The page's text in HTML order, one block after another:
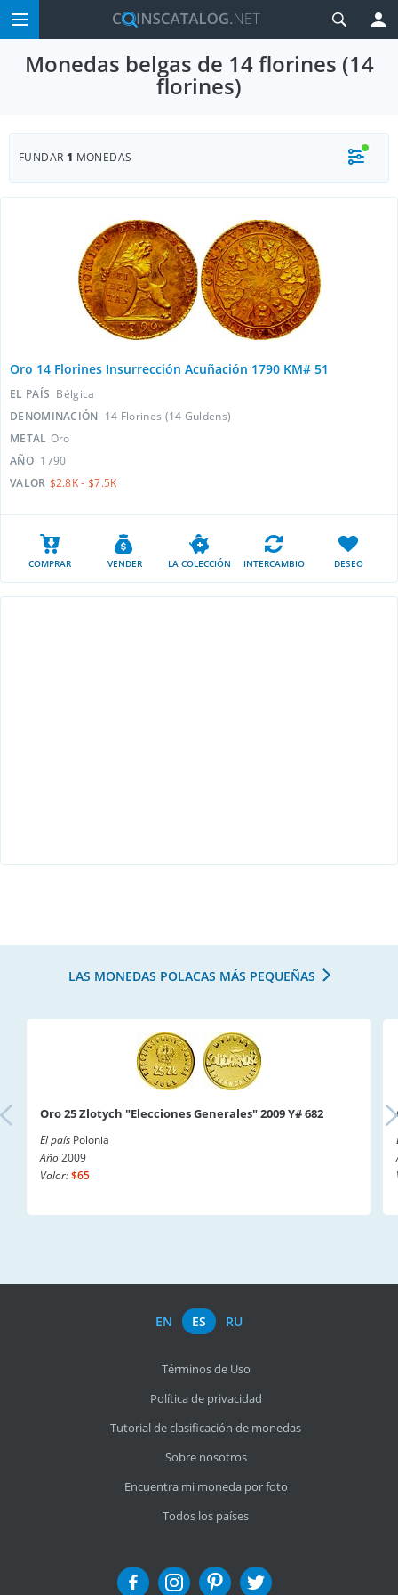
Monedas belgas de 14 florines (14
florines)
FUNDAR 1 MONEDAS
Oro 14 Florines Insurrección Acuñación 1790 KM# 51
EL PAÍS Bélgica
DENOMINACIÓN 14 Florines (14 Guldens)
METAL Oro
AÑO 1790
VALOR $2.8K - $7.5K
COMPRAR VENDER LA COLECCIÓN INTERCAMBIO DESEO
LAS MONEDAS POLACAS MÁS PEQUEÑAS
Oro 25 Zlotych "Elecciones Generales" 2009 Y# 682
El país Polonia
Año2009
Valor:$65
EN ES RU
Términos de Uso
Política de privacidad
Tutorial de clasificación de monedas
Sobre nosotros
Encuentra mi moneda por foto
Todos los países